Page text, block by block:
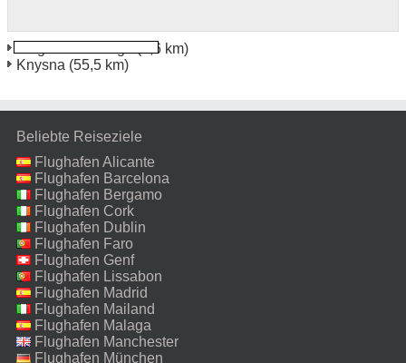
Flughafen George(7,6 km)
Knysna (55,5 km)
Beliebte Reiseziele
Flughafen Alicante
Flughafen Barcelona
Flughafen Bergamo
Flughafen Cork
Flughafen Dublin
Flughafen Faro
Flughafen Genf
Flughafen Lissabon
Flughafen Madrid
Flughafen Mailand
Malpensa
Flughafen Malaga
Flughafen Manchester
Flughafen München